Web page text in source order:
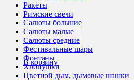
В корзину
Ракеты
Римские свечи
Салюты большие
Салюты малые
Салюты средние
Фестивальные шары
Фонтаны
Хлопушки
Цветной дым, дымовые шашки